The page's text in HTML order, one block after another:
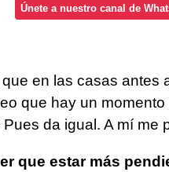
Únete a nuestro canal de
en las casas antes
que hay un
da igual. A mí me
que estar más